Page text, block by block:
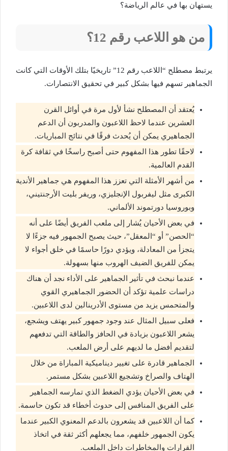
يستهان بها في عالم الرياضة؟
من هو اللاعب رقم 12؟
يرتبط مصطلح “اللاعب رقم 12” تاريخيًا بتلك الأوقات التي كانت
الجماهير تسهم فيها بشكل كبير في تحقيق الانتصارات.
يُعتقد أن المصطلح نشأ لأول مرة في أوائل القرن
العشرين عندما لاحظ اللاعبون والمدربون أن الدعم
الجماهيري يمكن أن يُحدث فرقًا في نتائج المباريات.
لاحقًا تطور هذا المفهوم حتى أصبح راسخًا في ثقافة كرة
القدم العالمية.
من أشهر الأمثلة التي تعزز هذا المفهوم هي جماهير الأندية
الكبرى مثل ليفربول الإنجليزي، وريفر بليت الأرجنتيني،
وبوروسيا دورتموند الألماني.
في بعض الأحيان يُشار إلى ملعب الفريق أيضًا على أنه
“الحصن” أو “المعقل”، حيث يصبح الجمهور فيه جزءًا لا
يتجزأ من المعادلة، ويؤدي دورًا حاسمًا في خلق أجواء لا
يمكن للفريق الضيف الهروب منها بسهولة.
عندما نبحث في تأثير الجماهير على الأداء نجد أن هناك
دراسات علمية تؤكد أن الحضور الجماهيري القوي
والمتحمس يزيد من مستوى الأدرينالين لدى اللاعبين.
فعلى سبيل المثال عند وجود جمهور كبير يهتف ويشجع،
يشعر اللاعبون بزيادة في الحافز والطاقة التي تدفعهم
لتقديم أفضل ما لديهم على أرض الملعب.
الجماهير قادرة على تغيير ديناميكية المباراة من خلال
الهتاف والصراخ وتشجيع اللاعبين بشكل مستمر.
في بعض الأحيان يؤدي الضغط الذي تمارسه الجماهير
على الفريق المنافس إلى حدوث أخطاء قد تكون حاسمة.
كما أن اللاعبين قد يشعرون بالدعم المعنوي الكبير عندما
يكون الجمهور خلفهم، مما يجعلهم أكثر ثقة في اتخاذ
القرارات والمخاطرات داخل الملعب.